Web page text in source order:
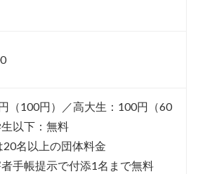
（100円）／高大生：100円（60
以下：無料
名以上の団体料金
手帳提示で付添1名まで無料